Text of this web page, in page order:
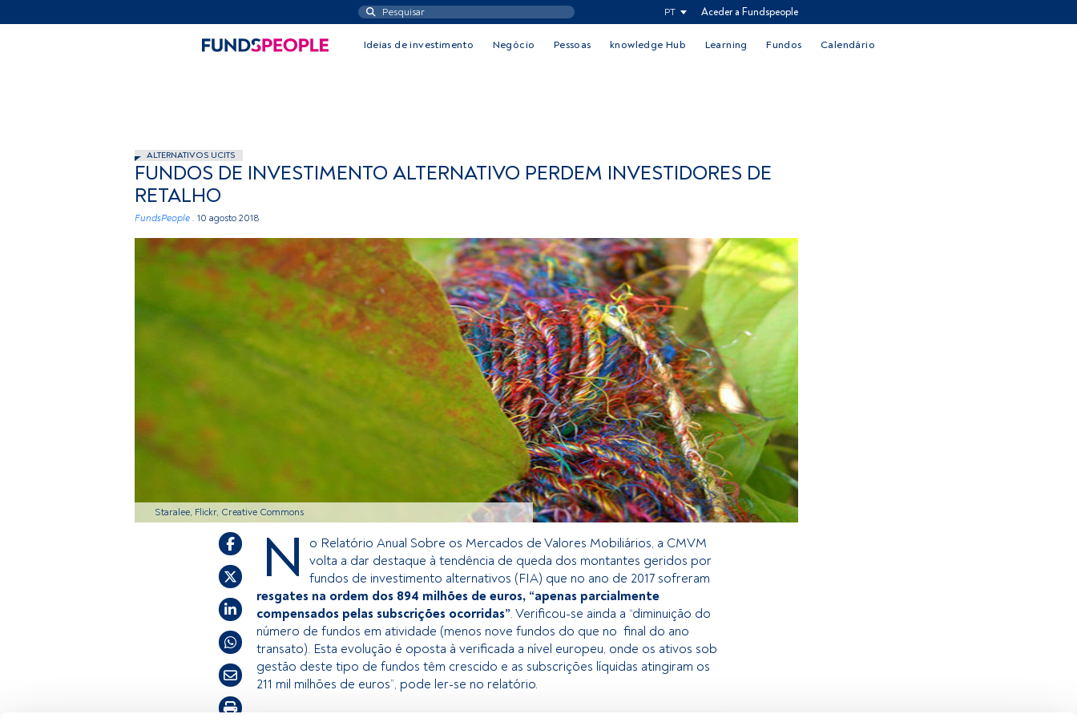
PT Aceder a Fundspeople
Ideias de investimento Negócio Pessoas knowledge Hub Learning Fundos Calendário
ALTERNATIVOS UCITS
FUNDOS DE INVESTIMENTO ALTERNATIVO PERDEM INVESTIDORES DE
RETALHO
FundsPeople . 10 agosto 2018
Staralee, Flickr, Creative Commons
N
o Relatório Anual Sobre os Mercados de Valores Mobiliários, a CMVM
volta a dar destaque à tendência de queda dos montantes geridos por
fundos de investimento alternativos (FIA) que no ano de 2017 sofreram
resgates na ordem dos 894 milhões de euros, “apenas parcialmente
compensados pelas subscrições ocorridas”. Verificou-se ainda a “diminuição do
número de fundos em atividade (menos nove fundos do que no final do ano
transato). Esta evolução é oposta à verificada a nível europeu, onde os ativos sob
gestão deste tipo de fundos têm crescido e as subscrições líquidas atingiram os
211 mil milhões de euros”, pode ler-se no relatório.